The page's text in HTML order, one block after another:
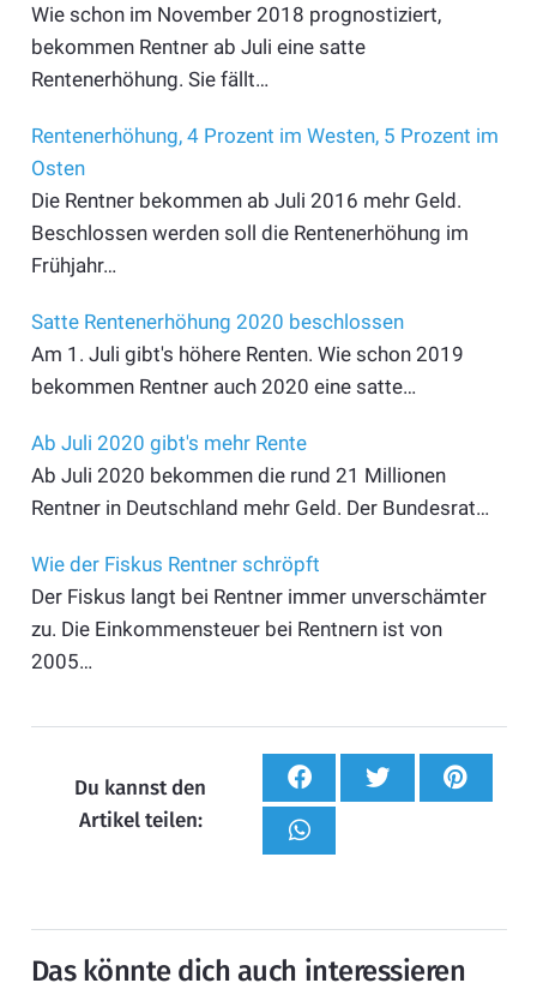
Wie schon im November 2018 prognostiziert,
bekommen Rentner ab Juli eine satte
Rentenerhöhung. Sie fällt…
Rentenerhöhung, 4 Prozent im Westen, 5 Prozent im
Osten
Die Rentner bekommen ab Juli 2016 mehr Geld.
Beschlossen werden soll die Rentenerhöhung im
Frühjahr…
Satte Rentenerhöhung 2020 beschlossen
Am 1. Juli gibt's höhere Renten. Wie schon 2019
bekommen Rentner auch 2020 eine satte…
Ab Juli 2020 gibt's mehr Rente
Ab Juli 2020 bekommen die rund 21 Millionen
Rentner in Deutschland mehr Geld. Der Bundesrat…
Wie der Fiskus Rentner schröpft
Der Fiskus langt bei Rentner immer unverschämter
zu. Die Einkommensteuer bei Rentnern ist von
2005…
Du kannst den
Artikel teilen:
Das könnte dich auch interessieren